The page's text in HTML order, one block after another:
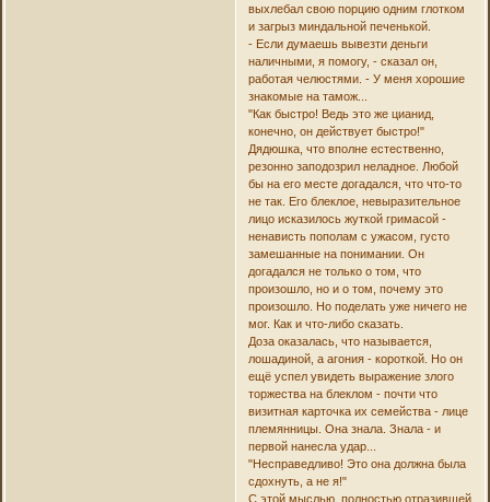
выхлебал свою порцию одним глотком
и загрыз миндальной печенькой.
- Если думаешь вывезти деньги
наличными, я помогу, - сказал он,
работая челюстями. - У меня хорошие
знакомые на тамож...
"Как быстро! Ведь это же цианид,
конечно, он действует быстро!"
Дядюшка, что вполне естественно,
резонно заподозрил неладное. Любой
бы на его месте догадался, что что-то
не так. Его блеклое, невыразительное
лицо исказилось жуткой гримасой -
ненависть пополам с ужасом, густо
замешанные на понимании. Он
догадался не только о том, что
произошло, но и о том, почему это
произошло. Но поделать уже ничего не
мог. Как и что-либо сказать.
Доза оказалась, что называется,
лошадиной, а агония - короткой. Но он
ещё успел увидеть выражение злого
торжества на блеклом - почти что
визитная карточка их семейства - лице
племянницы. Она знала. Знала - и
первой нанесла удар...
"Несправедливо! Это она должна была
сдохнуть, а не я!"
С этой мыслью, полностью отразившей